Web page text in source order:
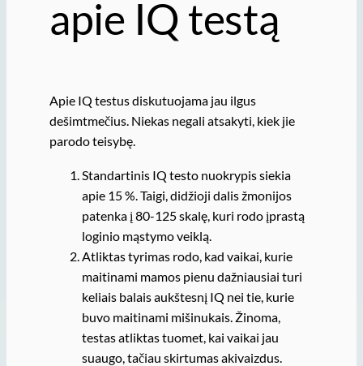
apie IQ testą
Apie IQ testus diskutuojama jau ilgus
dešimtmečius. Niekas negali atsakyti, kiek jie
parodo teisybę.
Standartinis IQ testo nuokrypis siekia
apie 15 %. Taigi, didžioji dalis žmonijos
patenka į 80-125 skalę, kuri rodo įprastą
loginio mąstymo veiklą.
Atliktas tyrimas rodo, kad vaikai, kurie
maitinami mamos pienu dažniausiai turi
keliais balais aukštesnį IQ nei tie, kurie
buvo maitinami mišinukais. Žinoma,
testas atliktas tuomet, kai vaikai jau
suaugo, tačiau skirtumas akivaizdus.